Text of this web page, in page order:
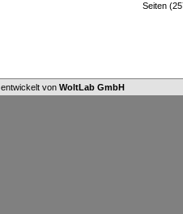
Seiten
, entwickelt von WoltLab GmbH